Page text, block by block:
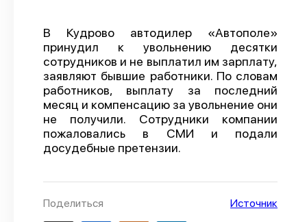
Трудовые конфликты
Отчеты
Предложить публикацию
Справочник
API
О проекте
В Кудрово автодилер «Автополе»
принудил к увольнению десятки
сотрудников и не выплатил им зарплату,
заявляют бывшие работники. По словам
работников, выплату за последний
месяц и компенсацию за увольнение они
не получили. Сотрудники компании
пожаловались в СМИ и подали
досудебные претензии.
Поделиться Источник